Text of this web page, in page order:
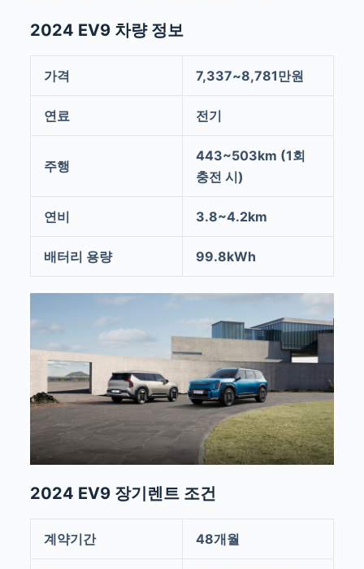
2024 EV9 차량 정보
가격 7,337~8,781만원
연료 전기
주행
443~503km (1회
충전 시)
연비 3.8~4.2km
배터리 용량 99.8kWh
2024 EV9 장기렌트 조건
계약기간 48개월